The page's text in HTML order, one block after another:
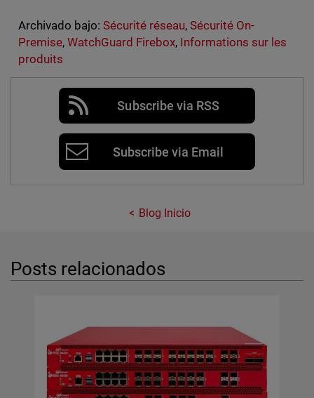
Archivado bajo: Sécurité réseau,Sécurité On-
Premise, WatchGuard Firebox, Informations sur les
produits
Subscribe via RSS
Subscribe via Email
Blog Inicio
Posts relacionados